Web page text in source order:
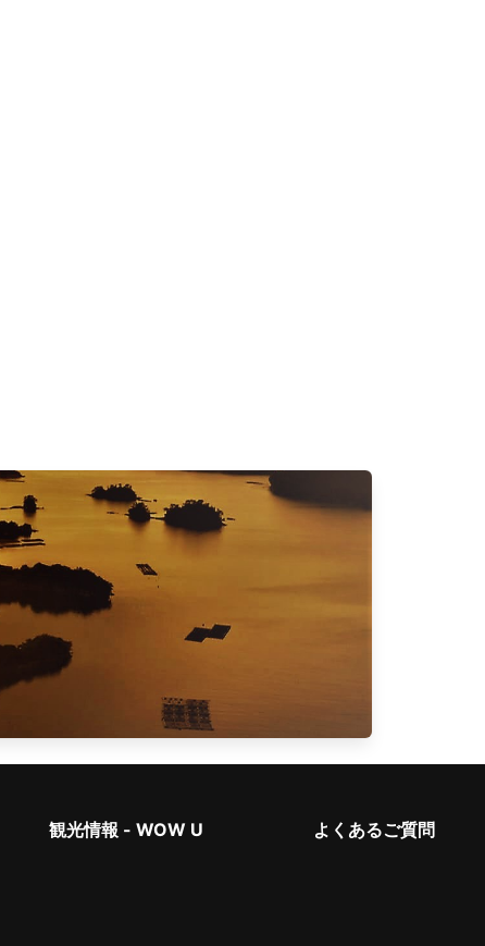
観光情報 - WOW U よくあるご質問